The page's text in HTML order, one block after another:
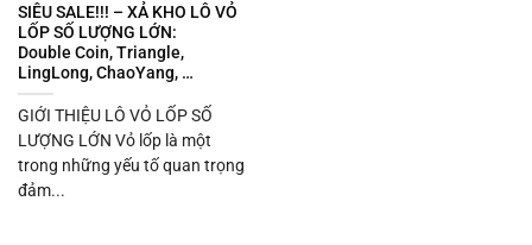
SIÊU SALE!!! – XẢ KHO LÔ VỎ
LỐP SỐ LƯỢNG LỚN:
Double Coin, Triangle,
LingLong, ChaoYang, …
GIỚI THIỆU LÔ VỎ LỐP SỐ
LƯỢNG LỚN Vỏ lốp là một
trong những yếu tố quan trọng
đảm...